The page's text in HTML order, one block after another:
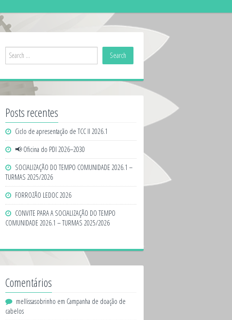
Posts recentes
Ciclo de apresentação de TCC II 2026.1
📢 Oficina do PDI 2026–2030
SOCIALIZAÇÃO DO TEMPO COMUNIDADE 2026.1 –
TURMAS 2025/2026
FORROZÃO LEDOC 2026
CONVITE PARA A SOCIALIZAÇÃO DO TEMPO
COMUNIDADE 2026.1 – TURMAS 2025/2026
Comentários
mellissasobrinho em Campanha de doação de
cabelos